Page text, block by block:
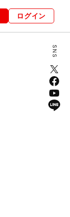
ログイン